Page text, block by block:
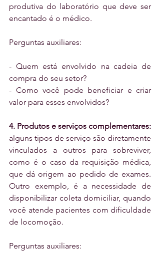
produtiva do laboratório que deve ser
encantado é o médico.
Perguntas auxiliares:
- Quem está envolvido na cadeia de
compra do seu setor?
- Como você pode beneficiar e criar
valor para esses envolvidos?
alguns tipos de serviço são diretamente
vinculados a outros para sobreviver,
como é o caso da requisição médica,
que dá origem ao pedido de exames.
Outro exemplo, é a necessidade de
disponibilizar coleta domiciliar, quando
você atende pacientes com dificuldade
de locomoção.
Perguntas auxiliares: